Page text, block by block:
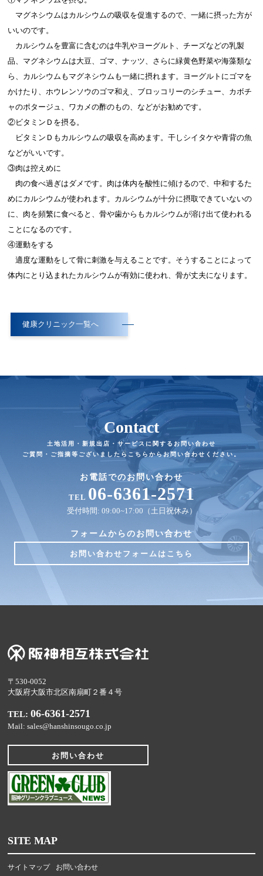
マグネシウムはカルシウムの吸収を促進するので、一緒に摂った方が
いいのです。
カルシウムを豊富に含むのは牛乳やヨーグルト、チーズなどの乳製
品、マグネシウムは大豆、ゴマ、ナッツ、さらに緑黄色野菜や海藻類な
ら、カルシウムもマグネシウムも一緒に摂れます。ヨーグルトにゴマを
かけたり、ホウレンソウのゴマ和え、ブロッコリーのシチュー、カボチ
ャのポタージュ、ワカメの酢のもの、などがお勧めです。
②ビタミンＤを摂る。
ビタミンＤもカルシウムの吸収を高めます。干しシイタケや青背の魚
などがいいです。
③肉は控えめに
肉の食べ過ぎはダメです。肉は体内を酸性に傾けるので、中和するた
めにカルシウムが使われます。カルシウムが十分に摂取できていないの
に、肉を頻繁に食べると、骨や歯からもカルシウムが溶け出て使われる
ことになるのです。
④運動をする
適度な運動をして骨に刺激を与えることです。そうすることによって
体内にとり込まれたカルシウムが有効に使われ、骨が丈夫になります。
健康クリニック一覧へ
Contact
土地活用・新規出店・サービスに関するお問い合わせ
ご質問・ご指摘等ございましたらこちらからお問い合わせください。
お電話でのお問い合わせ
TEL 06-6361-2571
受付時間: 09:00~17:00（土日祝休み）
フォームからのお問い合わせ
お問い合わせフォームはこちら
〒530-0052
大阪府大阪市北区南扇町２番４号
TEL:06-6361-2571
Mail: sales@hanshinsougo.co.jp
お問い合わせ
SITE MAP
サイトマップ お問い合わせ